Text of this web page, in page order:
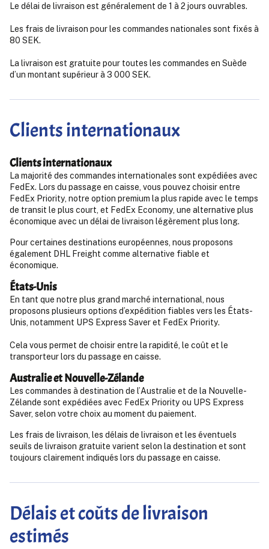
Le délai de livraison est généralement de 1 à 2 jours ouvrables.
Les frais de livraison pour les commandes nationales sont fixés à
80 SEK.
La livraison est gratuite pour toutes les commandes en Suède
d’un montant supérieur à 3 000 SEK.
Clients internationaux
Clients internationaux
La majorité des commandes internationales sont expédiées avec
FedEx. Lors du passage en caisse, vous pouvez choisir entre
FedEx Priority, notre option premium la plus rapide avec le temps
de transit le plus court, et FedEx Economy, une alternative plus
économique avec un délai de livraison légèrement plus long.
Pour certaines destinations européennes, nous proposons
également DHL Freight comme alternative fiable et
économique.
États-Unis
En tant que notre plus grand marché international, nous
proposons plusieurs options d’expédition fiables vers les États-
Unis, notamment UPS Express Saver et FedEx Priority.
Cela vous permet de choisir entre la rapidité, le coût et le
transporteur lors du passage en caisse.
Australie et Nouvelle-Zélande
Les commandes à destination de l’Australie et de la Nouvelle-
Zélande sont expédiées avec FedEx Priority ou UPS Express
Saver, selon votre choix au moment du paiement.
Les frais de livraison, les délais de livraison et les éventuels
seuils de livraison gratuite varient selon la destination et sont
toujours clairement indiqués lors du passage en caisse.
Délais et coûts de livraison
estimés